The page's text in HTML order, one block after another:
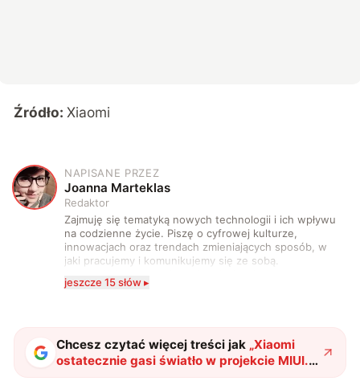
Źródło:Xiaomi
J
NAPISANE PRZEZ
Joanna Marteklas
Redaktor
Zajmuję się tematyką nowych technologii i ich wpływu
na codzienne życie. Piszę o cyfrowej kulturze,
innowacjach oraz trendach zmieniających sposób, w
jaki pracujemy i komunikujemy się ze sobą.
Szczególnie interesuje mnie relacja między rozwojem
technologii a współczesną popkulturą. W wolnych
jeszcze 15 słów ▸
Chcesz czytać więcej treści jak „Xiaomi
ostatecznie gasi światło w projekcie MIUI.
To koniec pewnej epoki"?